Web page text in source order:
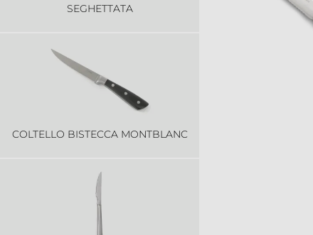
SEGHETTATA
COLTELLO BISTECCA MONTBLANC